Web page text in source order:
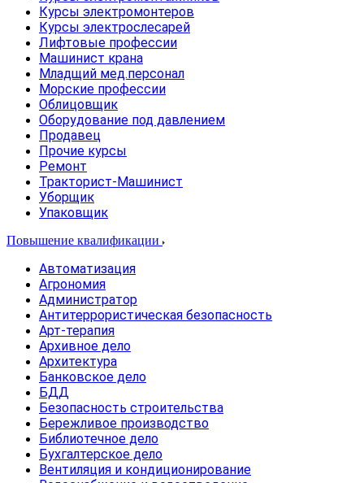
Курсы электромонтеров
Курсы электрослесарей
Лифтовые профессии
Машинист крана
Младщий мед.персонал
Морские профессии
Облицовщик
Оборудование под давлением
Продавец
Прочие курсы
Ремонт
Тракторист-Машинист
Уборщик
Упаковщик
Повышение квалификации
Автоматизация
Агрономия
Администратор
Антитеррористическая безопасность
Арт-терапия
Архивное дело
Архитектура
Банковское дело
БДД
Безопасность строительства
Бережливое производство
Библиотечное дело
Бухгалтерское дело
Вентиляция и кондиционирование